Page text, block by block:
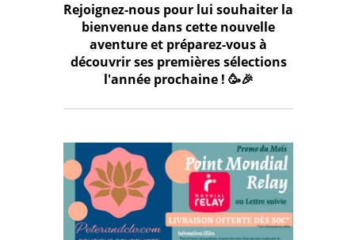
Rejoignez-nous pour lui souhaiter la
bienvenue dans cette nouvelle
aventure et préparez-vous à
découvrir ses premières sélections
l'année prochaine ! 🥳🎉